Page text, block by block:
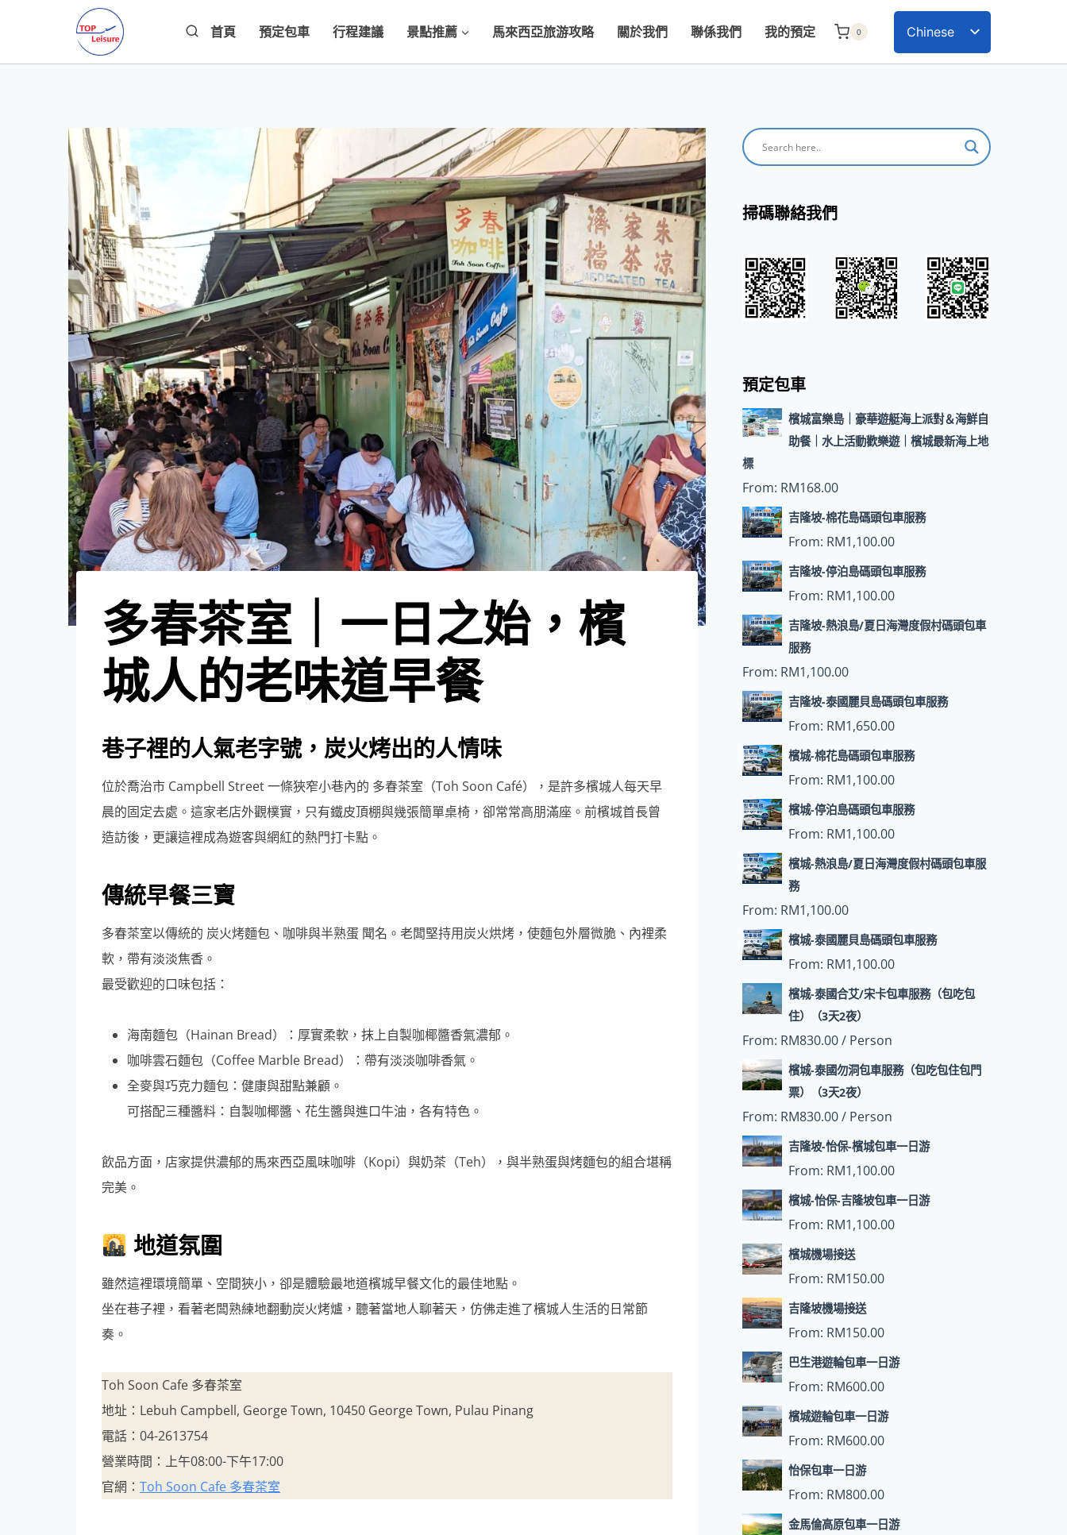
content
首頁 預定包車 行程建議 景點推薦 馬來西亞旅游攻略 關於我們 聯係我們 我的預定 0
Chinese
English
多春茶室｜一日之始，檳
城人的老味道早餐
巷子裡的人氣老字號，炭火烤出的人情味
位於喬治市 Campbell Street 一條狹窄小巷內的 多春茶室（Toh Soon Café），是許多檳城人每天早
晨的固定去處。這家老店外觀樸實，只有鐵皮頂棚與幾張簡單桌椅，卻常常高朋滿座。前檳城首長曾
造訪後，更讓這裡成為遊客與網紅的熱門打卡點。
傳統早餐三寶
多春茶室以傳統的 炭火烤麵包、咖啡與半熟蛋 聞名。老闆堅持用炭火烘烤，使麵包外層微脆、內裡柔
軟，帶有淡淡焦香。
最受歡迎的口味包括：
海南麵包（Hainan Bread）：厚實柔軟，抹上自製咖椰醬香氣濃郁。
咖啡雲石麵包（Coffee Marble Bread）：帶有淡淡咖啡香氣。
全麥與巧克力麵包：健康與甜點兼顧。
可搭配三種醬料：自製咖椰醬、花生醬與進口牛油，各有特色。
飲品方面，店家提供濃郁的馬來西亞風味咖啡（Kopi）與奶茶（Teh），與半熟蛋與烤麵包的組合堪稱
完美。
地道氛圍
雖然這裡環境簡單、空間狹小，卻是體驗最地道檳城早餐文化的最佳地點。
坐在巷子裡，看著老闆熟練地翻動炭火烤爐，聽著當地人聊著天，仿佛走進了檳城人生活的日常節
奏。
Toh Soon Cafe 多春茶室
地址：Lebuh Campbell, George Town, 10450 George Town, Pulau Pinang
電話：04-2613754
營業時間：上午08:00-下午17:00
官網： Toh Soon Cafe 多春茶室
掃碼聯絡我們
預定包車
檳城富樂島｜豪華遊艇海上派對＆海鮮自
助餐｜水上活動歡樂遊｜檳城最新海上地
標
From: RM168.00
吉隆坡-棉花島碼頭包車服務
From: RM1,100.00
吉隆坡-停泊島碼頭包車服務
From: RM1,100.00
吉隆坡-熱浪島/夏日海灣度假村碼頭包車
服務
From: RM1,100.00
吉隆坡-泰國麗貝島碼頭包車服務
From: RM1,650.00
檳城-棉花島碼頭包車服務
From: RM1,100.00
檳城-停泊島碼頭包車服務
From: RM1,100.00
檳城-熱浪島/夏日海灣度假村碼頭包車服
務
From: RM1,100.00
檳城-泰國麗貝島碼頭包車服務
From: RM1,100.00
檳城-泰國合艾/宋卡包車服務（包吃包
住）（3天2夜）
From: RM830.00/ Person
檳城-泰國勿洞包車服務（包吃包住包門
票）（3天2夜）
From: RM830.00/ Person
吉隆坡-怡保-檳城包車一日游
From: RM1,100.00
檳城-怡保-吉隆坡包車一日游
From: RM1,100.00
檳城機場接送
From: RM150.00
吉隆坡機場接送
From: RM150.00
巴生港遊輪包車一日游
From: RM600.00
檳城遊輪包車一日游
From: RM600.00
怡保包車一日游
From: RM800.00
金馬倫高原包車一日游